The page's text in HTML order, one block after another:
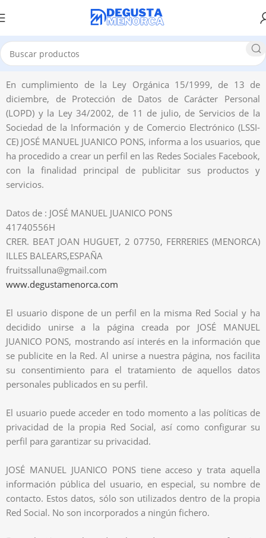
En cumplimiento de la Ley Orgánica 15/1999, de 13 de
diciembre, de Protección de Datos de Carácter Personal
(LOPD) y la Ley 34/2002, de 11 de julio, de Servicios de la
Sociedad de la Información y de Comercio Electrónico (LSSI-
CE) JOSÉ MANUEL JUANICO PONS, informa a los usuarios, que
ha procedido a crear un perfil en las Redes Sociales Facebook,
con la finalidad principal de publicitar sus productos y
servicios.
Datos de : JOSÉ MANUEL JUANICO PONS
41740556H
CRER. BEAT JOAN HUGUET, 2 07750, FERRERIES (MENORCA)
ILLES BALEARS,ESPAÑA
fruitssalluna@gmail.com
www.degustamenorca.com
El usuario dispone de un perfil en la misma Red Social y ha
decidido unirse a la página creada por JOSÉ MANUEL
JUANICO PONS, mostrando así interés en la información que
se publicite en la Red. Al unirse a nuestra página, nos facilita
su consentimiento para el tratamiento de aquellos datos
personales publicados en su perfil.
El usuario puede acceder en todo momento a las políticas de
privacidad de la propia Red Social, así como configurar su
perfil para garantizar su privacidad.
JOSÉ MANUEL JUANICO PONS tiene acceso y trata aquella
información pública del usuario, en especial, su nombre de
contacto. Estos datos, sólo son utilizados dentro de la propia
Red Social. No son incorporados a ningún fichero.